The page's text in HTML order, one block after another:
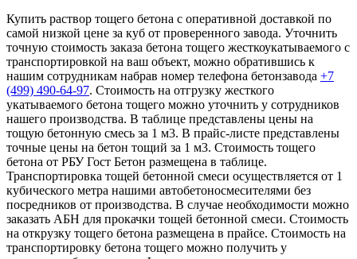
Купить раствор тощего бетона с оперативной доставкой по
самой низкой цене за куб от проверенного завода. Уточнить
точную стоимость заказа бетона тощего жесткоукатываемого с
транспортировкой на ваш объект, можно обратившись к
нашим сотрудникам набрав номер телефона бетонзавода +7
(499) 490-64-97. Стоимость на отгрузку жесткого
укатываемого бетона тощего можно уточнить у сотрудников
нашего производства. В таблице представлены цены на
тощую бетонную смесь за 1 м3. В прайс-листе представлены
точные цены на бетон тощий за 1 м3. Стоимость тощего
бетона от РБУ Гост Бетон размещена в таблице.
Транспортировка тощей бетонной смеси осуществляется от 1
кубического метра нашими автобетоносмесителями без
посредников от производства. В случае необходимости можно
заказать АБН для прокачки тощей бетонной смеси. Стоимость
на открузку тощего бетона размещена в прайсе. Стоимость на
транспортировку бетона тощего можно получить у